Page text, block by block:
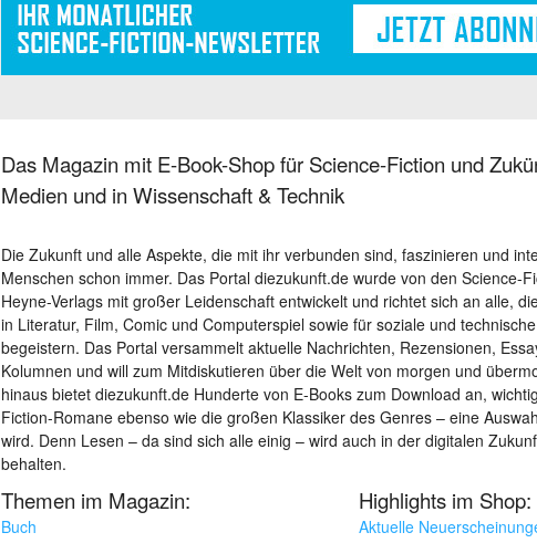
Das Magazin mit E-Book-Shop für Science-Fiction und
Medien und in Wissenschaft & Technik
Die Zukunft und alle Aspekte, die mit ihr verbunden sind, faszinieren und
Menschen schon immer. Das Portal diezukunft.de wurde von den Science-
Heyne-Verlags mit großer Leidenschaft entwickelt und richtet sich an alle,
in Literatur, Film, Comic und Computerspiel sowie für soziale und
begeistern. Das Portal versammelt aktuelle Nachrichten, Rezensionen,
Kolumnen und will zum Mitdiskutieren über die Welt von morgen und
hinaus bietet diezukunft.de Hunderte von E-Books zum Download an,
Fiction-Romane ebenso wie die großen Klassiker des Genres – eine
wird. Denn Lesen – da sind sich alle einig – wird auch in der digitalen
behalten.
Themen im Magazin:
Buch
Highlights im Shop:
Aktuelle